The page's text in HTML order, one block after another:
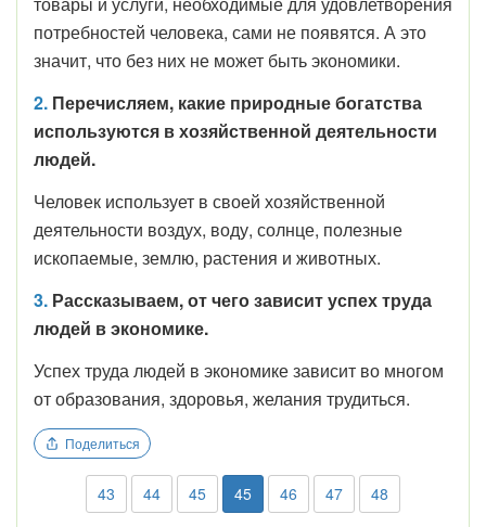
потребностей человека, сами не появятся. А это
значит, что без них не может быть экономики.
2. Перечисляем, какие природные богатства
используются в хозяйственной деятельности
людей.
Человек использует в своей хозяйственной
деятельности воздух, воду, солнце, полезные
ископаемые, землю, растения и животных.
3. Рассказываем, от чего зависит успех труда
людей в экономике.
Успех труда людей в экономике зависит во многом
от образования, здоровья, желания трудиться.
Поделиться
43 44 45 45 46 47 48